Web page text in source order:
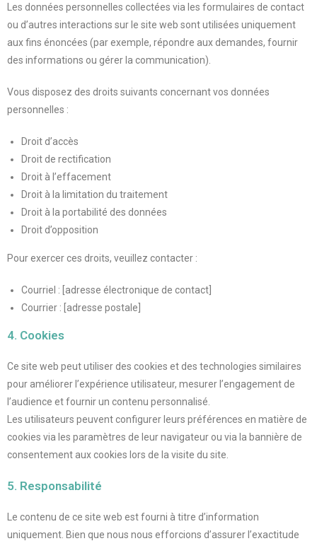
Les données personnelles collectées via les formulaires de contact
ou d’autres interactions sur le site web sont utilisées uniquement
aux fins énoncées (par exemple, répondre aux demandes, fournir
des informations ou gérer la communication).
Vous disposez des droits suivants concernant vos données
personnelles :
Droit d’accès
Droit de rectification
Droit à l’effacement
Droit à la limitation du traitement
Droit à la portabilité des données
Droit d’opposition
Pour exercer ces droits, veuillez contacter :
Courriel : [adresse électronique de contact]
Courrier : [adresse postale]
4. Cookies
Ce site web peut utiliser des cookies et des technologies similaires
pour améliorer l’expérience utilisateur, mesurer l’engagement de
l’audience et fournir un contenu personnalisé.
Les utilisateurs peuvent configurer leurs préférences en matière de
cookies via les paramètres de leur navigateur ou via la bannière de
consentement aux cookies lors de la visite du site.
5. Responsabilité
Le contenu de ce site web est fourni à titre d’information
uniquement. Bien que nous nous efforcions d’assurer l’exactitude